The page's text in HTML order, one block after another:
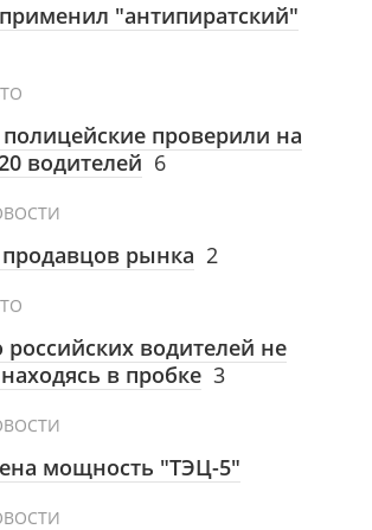
"антипиратский"
проверили на
водителей 6
рынка 2
водителей не
в пробке 3
мощность "ТЭЦ-5"